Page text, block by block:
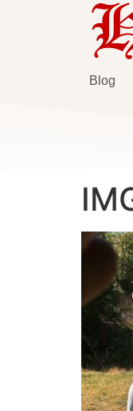
Blog